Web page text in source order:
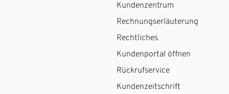
Kundenzentrum
Rechnungserläuterung
Rechtliches
Kundenportal öffnen
Rückrufservice
Kundenzeitschrift